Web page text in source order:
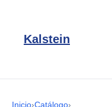
Kalstein
Inicio›Catálogo›